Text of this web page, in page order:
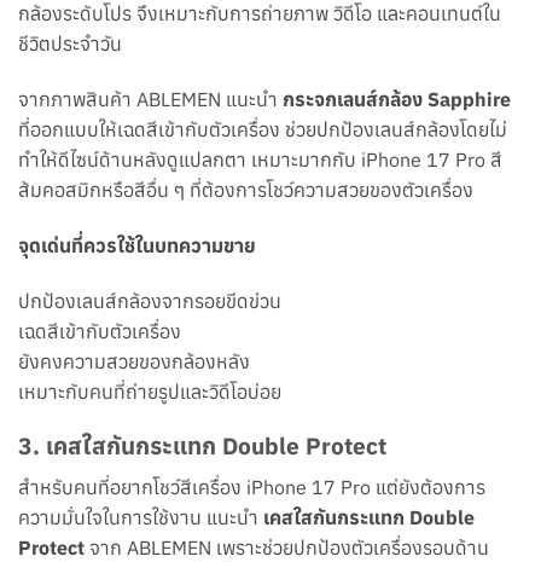
กล้องระดับโปร จึงเหมาะกับการถ่ายภาพ วิดีโอ และคอนเทนต์ใน
ชีวิตประจำวัน
จากภาพสินค้า ABLEMEN แนะนำ กระจกเลนส์กล้อง Sapphire
ที่ออกแบบให้เฉดสีเข้ากับตัวเครื่อง ช่วยปกป้องเลนส์กล้องโดยไม่
ทำให้ดีไซน์ด้านหลังดูแปลกตา เหมาะมากกับ iPhone 17 Pro สี
ส้มคอสมิกหรือสีอื่น ๆ ที่ต้องการโชว์ความสวยของตัวเครื่อง
จุดเด่นที่ควรใช้ในบทความขาย
ปกป้องเลนส์กล้องจากรอยขีดข่วน
เฉดสีเข้ากับตัวเครื่อง
ยังคงความสวยของกล้องหลัง
เหมาะกับคนที่ถ่ายรูปและวิดีโอบ่อย
3. เคสใสกันกระแทก Double Protect
สำหรับคนที่อยากโชว์สีเครื่อง iPhone 17 Pro แต่ยังต้องการ
ความมั่นใจในการใช้งาน แนะนำ เคสใสกันกระแทก Double
Protect จาก ABLEMEN เพราะช่วยปกป้องตัวเครื่องรอบด้าน